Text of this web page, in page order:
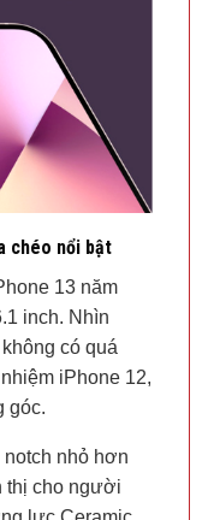
chéo nổi bật
13 năm
inch. Nhìn
có quá
iPhone 12,
góc.
notch nhỏ hơn
thị cho người